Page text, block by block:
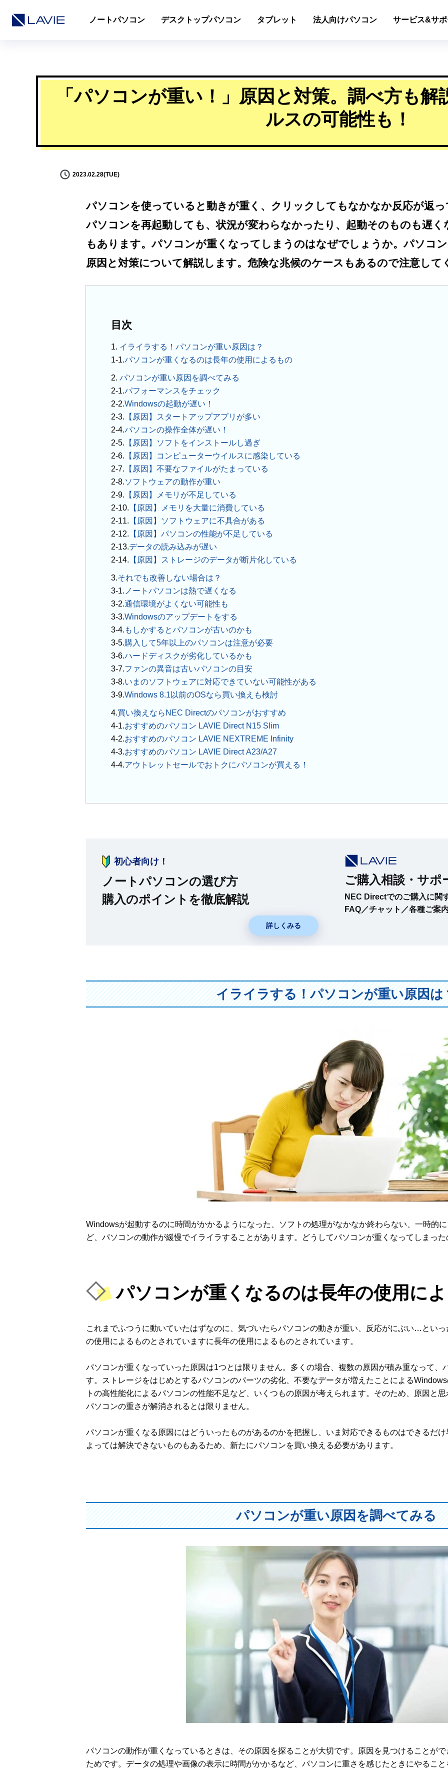
ノートパソコン デスクトップパソコン タブレット 法人向けパソコン サービス&サ
「パソコンが重い！」原因と対策。調べ方も
ルスの可能性も！
2023.02.28(TUE)
パソコンを使っていると動きが重く、クリックしてもなかなか反応が返
パソコンを再起動しても、状況が変わらなかったり、起動そのものも遅
もあります。パソコンが重くなってしまうのはなぜでしょうか。パソコ
原因と対策について解説します。危険な兆候のケースもあるので注意して
目次
1. イライラする！パソコンが重い原因は？
パソコンが重くなるのは長年の使用によるもの
2. パソコンが重い原因を調べてみる
パフォーマンスをチェック
Windowsの起動が遅い！
【原因】スタートアップアプリが多い
パソコンの操作全体が遅い！
【原因】ソフトをインストールし過ぎ
【原因】コンピューターウイルスに感染している
【原因】不要なファイルがたまっている
ソフトウェアの動作が重い
【原因】メモリが不足している
【原因】メモリを大量に消費している
【原因】ソフトウェアに不具合がある
【原因】パソコンの性能が不足している
データの読み込みが遅い
【原因】ストレージのデータが断片化している
3.それでも改善しない場合は？
ノートパソコンは熱で遅くなる
通信環境がよくない可能性も
Windowsのアップデートをする
もしかするとパソコンが古いのかも
購入して5年以上のパソコンは注意が必要
ハードディスクが劣化しているかも
ファンの異音は古いパソコンの目安
いまのソフトウェアに対応できていない可能性がある
Windows 8.1以前のOSなら買い換えも検討
4.買い換えならNEC Directのパソコンがおすすめ
おすすめのパソコン LAVIE Direct N15 Slim
おすすめのパソコン LAVIE NEXTREME Infinity
おすすめのパソコン LAVIE Direct A23/A27
アウトレットセールでおトクにパソコンが買える！
初心者向け！
ノートパソコンの選び方
購入のポイントを徹底解説
詳しくみる
ご購入相談・サポ
NEC Directでのご購入に関
FAQ／チャット／各種ご案
イライラする！パソコンが重い原因は
Windowsが起動するのに時間がかかるようになった、ソフトの処理がなかなか終わらない、一時的
ど、パソコンの動作が緩慢でイライラすることがあります。どうしてパソコンが重くなってしまっ
パソコンが重くなるのは長年の使用に
これまでふつうに動いていたはずなのに、気づいたらパソコンの動きが重い、反応がにぶい…とい
の使用によるものとされていますに長年の使用によるものとされています。
パソコンが重くなっていった原因は1つとは限りません。多くの場合、複数の原因が積み重なって、
す。ストレージをはじめとするパソコンのパーツの劣化、不要なデータが増えたことによる
トの高性能化によるパソコンの性能不足など、いくつもの原因が考えられます。そのため、原因と
パソコンの重さが解消されるとは限りません。
パソコンが重くなる原因にはどういったものがあるのかを把握し、いま対応できるものはできるだ
よっては解決できないものもあるため、新たにパソコンを買い換える必要があります。
パソコンが重い原因を調べてみる
パソコンの動作が重くなっているときは、その原因を探ることが大切です。原因を見つけることが
ためです。データの処理や画像の表示に時間がかかるなど、パソコンに重さを感じたときにやるこ